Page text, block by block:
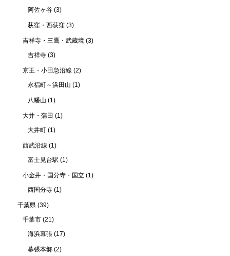
阿佐ヶ谷 (3)
荻窪・西荻窪 (3)
吉祥寺・三鷹・武蔵境 (3)
吉祥寺 (3)
京王・小田急沿線 (2)
永福町～浜田山 (1)
八幡山 (1)
大井・蒲田 (1)
大井町 (1)
西武沿線 (1)
富士見台駅 (1)
小金井・国分寺・国立 (1)
西国分寺 (1)
千葉県 (39)
千葉市 (21)
海浜幕張 (17)
幕張本郷 (2)